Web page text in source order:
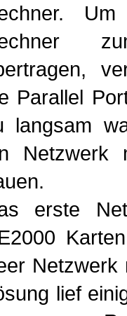
Parallel
langsam
Netzwerk
erste
Netzwerk
lief